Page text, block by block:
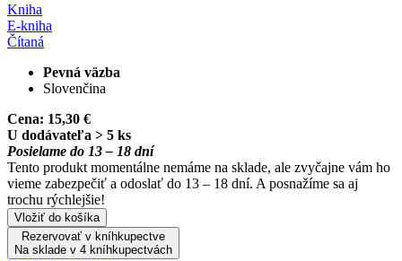
Kniha
E-kniha
Čítaná
Pevná väzba
Slovenčina
Cena: 15,30 €
U dodávateľa > 5 ks
Posielame do 13 – 18 dní
Tento produkt momentálne nemáme na sklade, ale zvyčajne vám ho
vieme zabezpečiť a odoslať do 13 – 18 dní. A posnažíme sa aj
trochu rýchlejšie!
Vložiť do košíka
Rezervovať v kníhkupectve
Na sklade v 4 kníhkupectvách